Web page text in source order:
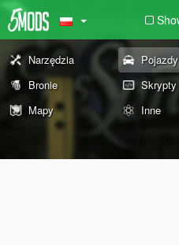
Narzędzia Pojazdy
Bronie
Skrypty
Mapy
Inne